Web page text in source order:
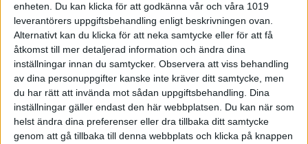
enheten. Du kan klicka för att godkänna vår och våra 1019
leverantörers uppgiftsbehandling enligt beskrivningen ovan.
Alternativt kan du klicka för att neka samtycke eller för att få
åtkomst till mer detaljerad information och ändra dina
inställningar innan du samtycker. Observera att viss behandling
av dina personuppgifter kanske inte kräver ditt samtycke, men
du har rätt att invända mot sådan uppgiftsbehandling. Dina
inställningar gäller endast den här webbplatsen. Du kan när som
helst ändra dina preferenser eller dra tillbaka ditt samtycke
genom att gå tillbaka till denna webbplats och klicka på knappen